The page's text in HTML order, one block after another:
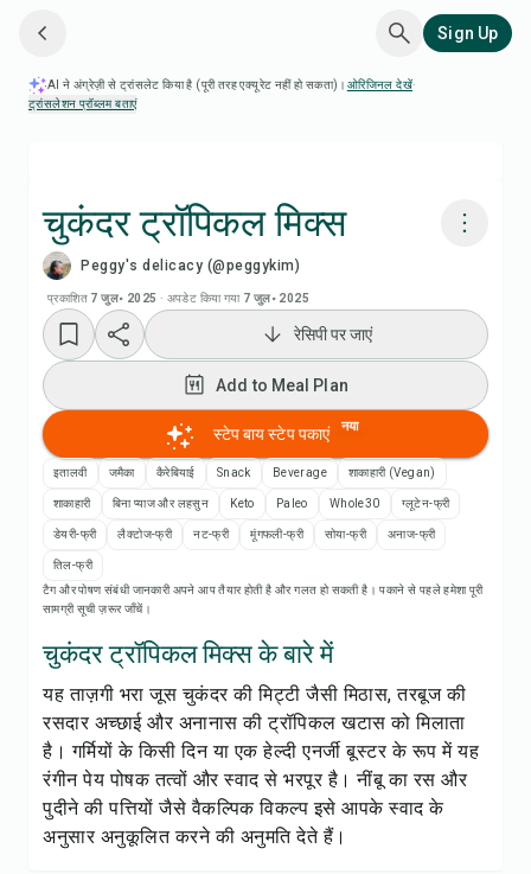
Sign Up
AI ने अंग्रेज़ी से ट्रांसलेट किया है (पूरी तरह एक्यूरेट नहीं हो सकता)। ओरिजिनल देखें·
ट्रांसलेशन प्रॉब्लम बताएं
चुकंदर ट्रॉपिकल मिक्स
Peggy's delicacy (@peggykim)
प्रकाशित 7 जुल॰ 2025 · अपडेट किया गया 7 जुल॰ 2025
Add to Meal Plan
Add to Shopping List
रेसिपी नोट्स
रेसिपी प्रिंट करें
सेव करें
शेयर करें
रिपोर्ट करें
रेसिपी पर जाएं
Add to Meal Plan
स्टेप बाय स्टेप पकाएं नया
इतालवी जमैका कैरेबियाई Snack Beverage शाकाहारी (Vegan)
शाकाहारी बिना प्याज और लहसुन Keto Paleo Whole30 ग्लूटेन-फ्री
डेयरी-फ्री लैक्टोज-फ्री नट-फ्री मूंगफली-फ्री सोया-फ्री अनाज-फ्री
तिल-फ्री
टैग और पोषण संबंधी जानकारी अपने आप तैयार होती है और गलत हो सकती है। पकाने से पहले हमेशा पूरी
सामग्री सूची ज़रूर जाँचें।
चुकंदर ट्रॉपिकल मिक्स के बारे में
यह ताज़गी भरा जूस चुकंदर की मिट्टी जैसी मिठास, तरबूज की
रसदार अच्छाई और अनानास की ट्रॉपिकल खटास को मिलाता
है। गर्मियों के किसी दिन या एक हेल्दी एनर्जी बूस्टर के रूप में यह
रंगीन पेय पोषक तत्वों और स्वाद से भरपूर है। नींबू का रस और
पुदीने की पत्तियों जैसे वैकल्पिक विकल्प इसे आपके स्वाद के
अनुसार अनुकूलित करने की अनुमति देते हैं।